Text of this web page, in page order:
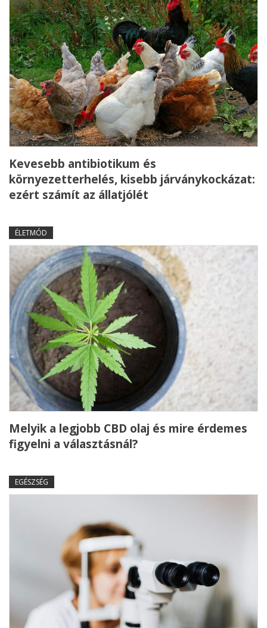
Kevesebb antibiotikum és
környezetterhelés, kisebb járványkockázat:
ezért számít az állatjólét
ÉLETMÓD
Melyik a legjobb CBD olaj és mire érdemes
figyelni a választásnál?
EGÉSZSÉG